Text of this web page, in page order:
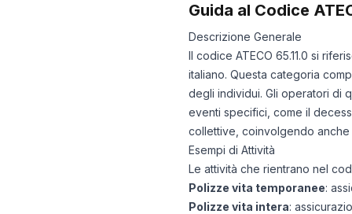
Guida al Codice
Descrizione Generale
Il codice ATECO 65.11.0 si
italiano. Questa categoria
degli individui. Gli operatori di
eventi specifici, come il
collettive, coinvolgendo
Esempi di Attività
Le attività che rientrano nel
Polizze vita temporanee:
Polizze vita intera: